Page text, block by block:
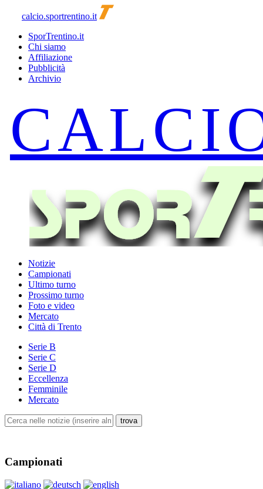
calcio.sportrentino.it
SporTrentino.it
Chi siamo
Affiliazione
Pubblicità
Archivio
Notizie
Campionati
Ultimo turno
Prossimo turno
Foto e video
Mercato
Città di Trento
Serie B
Serie C
Serie D
Eccellenza
Femminile
Mercato
Campionati